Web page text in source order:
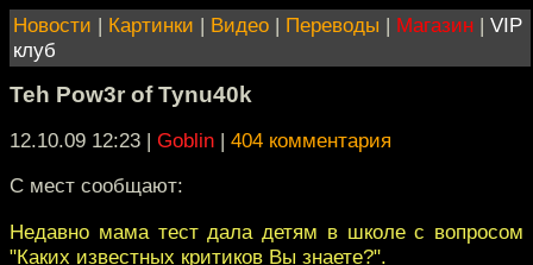
Новости | Картинки | Видео | Переводы | Магазин | VIP
клуб
Teh Pow3r of Tynu40k
12.10.09 12:23 | Goblin | 404 комментария
С мест сообщают:
Недавно мама тест дала детям в школе с вопросом
"Каких известных критиков Вы знаете?".